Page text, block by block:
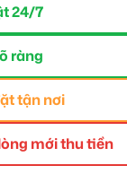
24/7
ràng
tận nơi
mới thu tiền